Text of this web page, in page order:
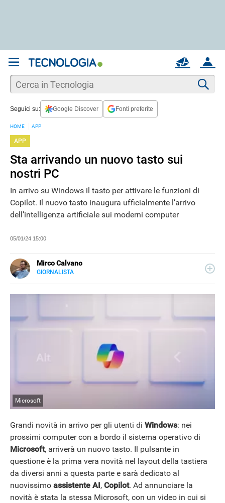
ACCOUNT
MAIL
NEWS
Seguici su: Google Discover Fonti preferite
HOME APP
APP
Sta arrivando un nuovo tasto sui
nostri PC
In arrivo su Windows il tasto per attivare le funzioni di
Copilot. Il nuovo tasto inaugura ufficialmente l’arrivo
dell’intelligenza artificiale sui moderni computer
05/01/24 15:00
Mirco Calvano
GIORNALISTA
Microsoft
Grandi novità in arrivo per gli utenti di Windows: nei
prossimi computer con a bordo il sistema operativo di
Microsoft, arriverà un nuovo tasto. Il pulsante in
questione è la prima vera novità nel layout della tastiera
da diversi anni a questa parte e sarà dedicato al
nuovissimo assistente AI, Copilot. Ad annunciare la
novità è stata la stessa Microsoft, con un video in cui si